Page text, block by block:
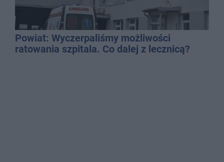
Powiat: Wyczerpaliśmy możliwości
ratowania szpitala. Co dalej z lecznicą?